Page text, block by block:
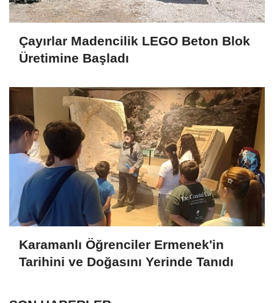
Çayırlar Madencilik LEGO Beton Blok
Üretimine Başladı
Karamanlı Öğrenciler Ermenek'in
Tarihini ve Doğasını Yerinde Tanıdı